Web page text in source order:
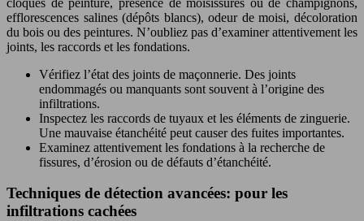
efflorescences salines (dépôts blancs), odeur de moisi, décoloration
du bois ou des peintures. N’oubliez pas d’examiner attentivement les
joints, les raccords et les fondations.
Vérifiez l’état des joints de maçonnerie. Des joints
endommagés ou manquants sont souvent à l’origine des
infiltrations.
Inspectez les raccords de tuyaux et les éléments de zinguerie.
Une mauvaise étanchéité peut causer des fuites importantes.
Examinez attentivement les fondations à la recherche de
fissures, d’érosion ou de défauts d’étanchéité.
Techniques de détection avancées: pour les
infiltrations cachées